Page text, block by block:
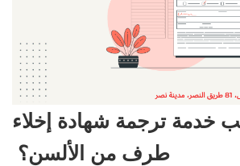
خدمة ترجمة شهادة إخلاء
طرف من الألسن؟